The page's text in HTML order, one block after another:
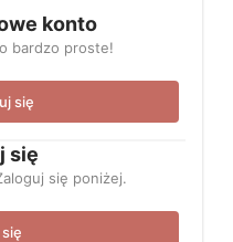
konto
bardzo proste!
się
się
się poniżej.